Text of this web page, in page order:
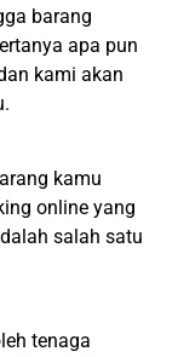
barang
apa pun
kami akan
kamu
online yang
salah satu
tenaga